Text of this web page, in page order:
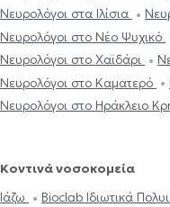
Νευρολόγοι στα Ιλίσια
Νευρολόγοι στο Νέο Ψυχικό
Νευρολόγοι στο Χαϊδάρι
Νευρολόγοι στο Καματερό
Νευρολόγοι στο Ηράκλειο
Κοντινά νοσοκομεία
Ιάζω
Bioclab Ιδιωτικά